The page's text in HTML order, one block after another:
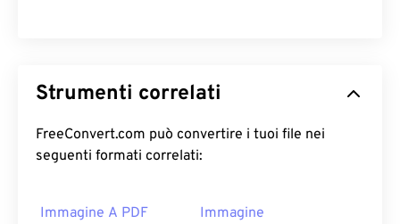
Strumenti correlati
FreeConvert.com può convertire i tuoi file nei
seguenti formati correlati:
Immagine A PDF
Immagine